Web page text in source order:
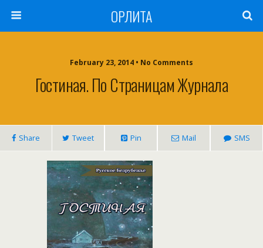
ОРЛИТА
February 23, 2014 • No Comments
Гостиная. По Страницам Журнала
Share Tweet Pin Mail SMS